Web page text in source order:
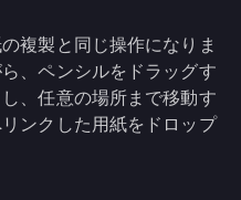
複製と同じ操作になりま
、ペンシルをドラッグす
、任意の場所まで移動す
ンクした用紙をドロップ